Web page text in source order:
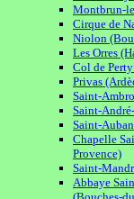
Montbrun-
Cirque de
Niolon
Les Orres
Col de
Privas
Saint-
Saint-
Saint-
Chapelle
Provence)
Saint-
Abbaye